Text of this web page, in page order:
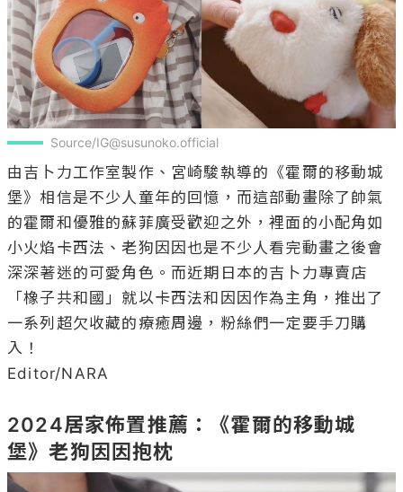
Source/IG@susunoko.official
由吉卜力工作室製作、宮崎駿執導的《霍爾的移動城
堡》相信是不少人童年的回憶，而這部動畫除了帥氣
的霍爾和優雅的蘇菲廣受歡迎之外，裡面的小配角如
小火焰卡西法、老狗因因也是不少人看完動畫之後會
深深著迷的可愛角色。而近期日本的吉卜力專賣店
「橡子共和國」就以卡西法和因因作為主角，推出了
一系列超欠收藏的療癒周邊，粉絲們一定要手刀購
入！
Editor/NARA
2024居家佈置推薦：《霍爾的移動城
堡》老狗因因抱枕